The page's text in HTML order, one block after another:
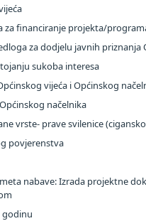
za financiranje projekta/
za dodjelu javnih priznanja
sukoba interesa
vijeća i Općinskog
načelnika
vrste- prave svilenice
povjerenstva
nabave: Izrada projektne
godinu